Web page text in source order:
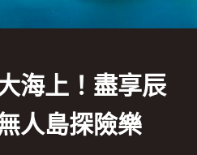
海上！盡享辰
人島探險樂